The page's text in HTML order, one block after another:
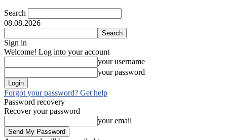
Search
08.08.2026
Sign in
Welcome! Log into your account
your username
your password
Forgot your password? Get help
Password recovery
Recover your password
your email